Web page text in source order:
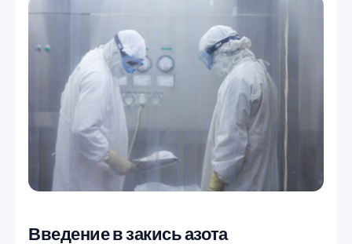
Введение в закись азота